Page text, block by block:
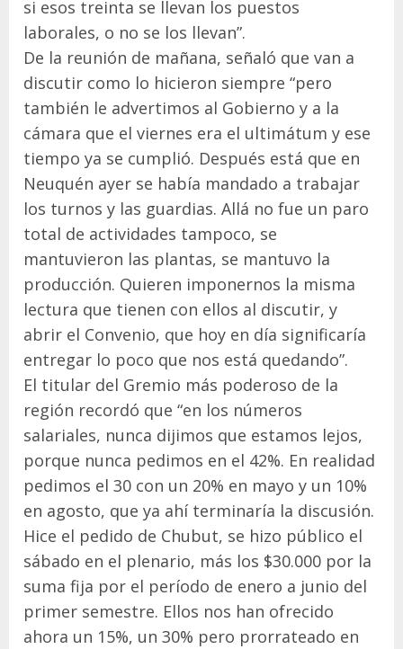
si esos treinta se llevan los puestos
laborales, o no se los llevan”.
De la reunión de mañana, señaló que van a
discutir como lo hicieron siempre “pero
también le advertimos al Gobierno y a la
cámara que el viernes era el ultimátum y ese
tiempo ya se cumplió. Después está que en
Neuquén ayer se había mandado a trabajar
los turnos y las guardias. Allá no fue un paro
total de actividades tampoco, se
mantuvieron las plantas, se mantuvo la
producción. Quieren imponernos la misma
lectura que tienen con ellos al discutir, y
abrir el Convenio, que hoy en día significaría
entregar lo poco que nos está quedando”.
El titular del Gremio más poderoso de la
región recordó que “en los números
salariales, nunca dijimos que estamos lejos,
porque nunca pedimos en el 42%. En realidad
pedimos el 30 con un 20% en mayo y un 10%
en agosto, que ya ahí terminaría la discusión.
Hice el pedido de Chubut, se hizo público el
sábado en el plenario, más los $30.000 por la
suma fija por el período de enero a junio del
primer semestre. Ellos nos han ofrecido
ahora un 15%, un 30% pero prorrateado en